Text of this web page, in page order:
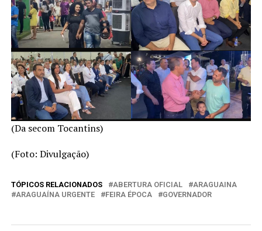
(Da secom Tocantins)
(Foto: Divulgação)
TÓPICOS RELACIONADOS ABERTURA OFICIAL
ARAGUAINA
ARAGUAÍNA URGENTE
FEIRA ÉPOCA GOVERNADOR